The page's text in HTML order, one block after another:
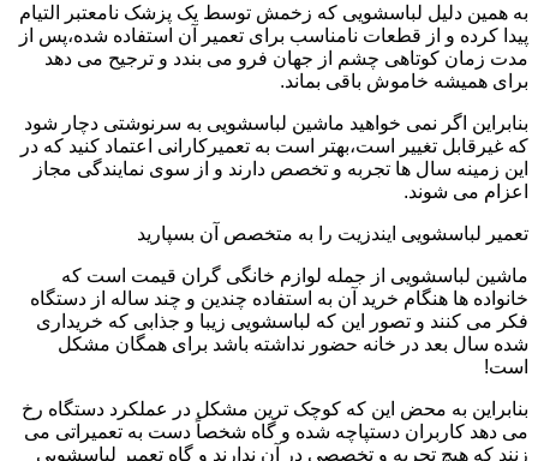
به همین دلیل لباسشویی که زخمش توسط یک پزشک نامعتبر التیام
پیدا کرده و از قطعات نامناسب برای تعمیر آن استفاده شده،پس از
مدت زمان کوتاهی چشم از جهان فرو می بندد و ترجیح می دهد
برای همیشه خاموش باقی بماند.
بنابراین اگر نمی خواهید ماشین لباسشویی به سرنوشتی دچار شود
که غیرقابل تغییر است،بهتر است به تعمیرکارانی اعتماد کنید که در
این زمینه سال ها تجربه و تخصص دارند و از سوی نمایندگی مجاز
اعزام می شوند.
تعمیر لباسشویی ایندزیت را به متخصص آن بسپارید
ماشین لباسشویی از جمله لوازم خانگی گران قیمت است که
خانواده ها هنگام خرید آن به استفاده چندین و چند ساله از دستگاه
فکر می کنند و تصور این که لباسشویی زیبا و جذابی که خریداری
شده سال بعد در خانه حضور نداشته باشد برای همگان مشکل
است!
بنابراین به محض این که کوچک ترین مشکل در عملکرد دستگاه رخ
می دهد کاربران دستپاچه شده و گاه شخصاً دست به تعمیراتی می
زنند که هیچ تجربه و تخصصی در آن ندارند و گاه تعمیر لباسشویی